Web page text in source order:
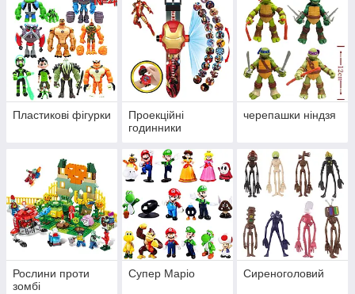
Пластикові фігурки
Проекційні
годинники
черепашки ніндзя
Рослини проти
зомбі
Супер Маріо Сиреноголовий